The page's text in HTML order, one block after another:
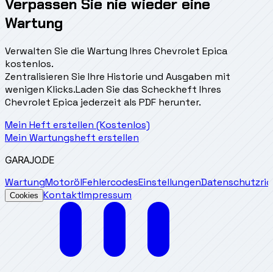
Verpassen Sie nie wieder eine
Wartung
Verwalten Sie die Wartung Ihres Chevrolet Epica
kostenlos.
Zentralisieren Sie Ihre Historie und Ausgaben mit
wenigen Klicks.Laden Sie das Scheckheft Ihres
Chevrolet Epica jederzeit als PDF herunter.
Mein Heft erstellen (Kostenlos)
Mein Wartungsheft erstellen
GARAJO.DE
WartungMotorölFehlercodesEinstellungen
Cookies KontaktImpressum